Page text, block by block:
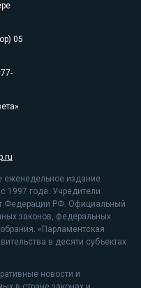
05
еженедельное издание
1997 года. Учредители
Федерации РФ. Официальный
законов, федеральных
«Парламентская
в десяти субъектах
новости и